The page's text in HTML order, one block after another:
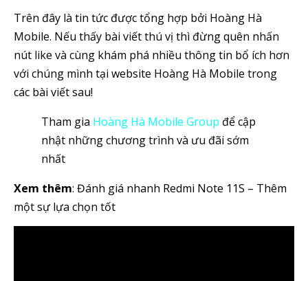
Trên đây là tin tức được tổng hợp bởi Hoàng Hà
Mobile. Nếu thấy bài viết thú vị thì đừng quên nhấn
nút like và cùng khám phá nhiều thông tin bổ ích hơn
với chúng mình tại website Hoàng Hà Mobile trong
các bài viết sau!
Tham gia Hoàng Hà Mobile Group để cập
nhật những chương trình và ưu đãi sớm
nhất
Xem thêm: Đánh giá nhanh Redmi Note 11S – Thêm
một sự lựa chọn tốt